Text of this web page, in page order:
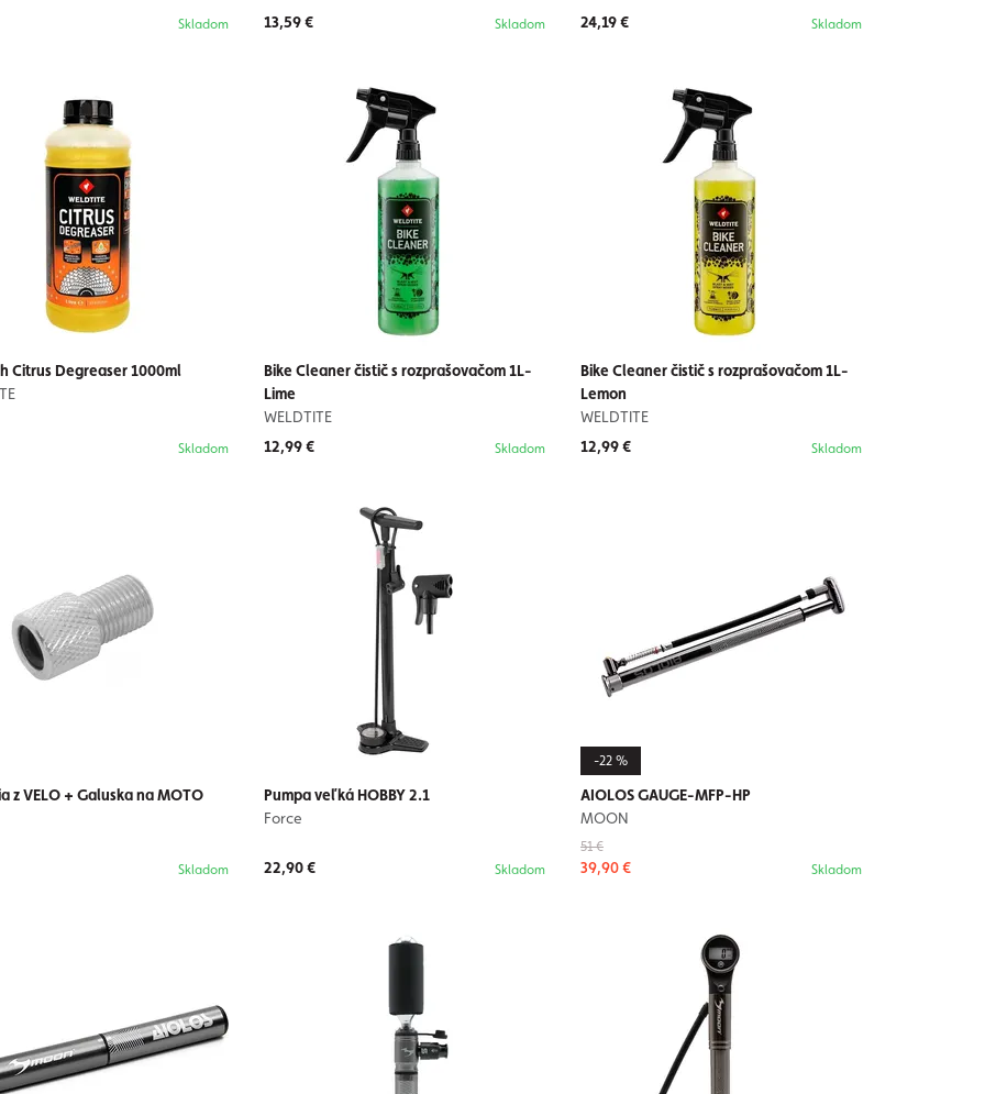
Skladom
13,59 €
Skladom
24,19 €
Skladom
Citrus Degreaser 1000ml
Skladom
Bike Cleaner čistič s rozprašovačom 1L-
Lime
WELDTITE
12,99 €
Skladom
Bike Cleaner čistič s rozprašovačom 1L-
Lemon
WELDTITE
12,99 €
Skladom
z VELO + Galuska na MOTO
Skladom
Pumpa veľká HOBBY 2.1
Force
22,90 € Skladom
-22 %
AIOLOS GAUGE-MFP-HP
MOON
51 €
39,90 € Skladom